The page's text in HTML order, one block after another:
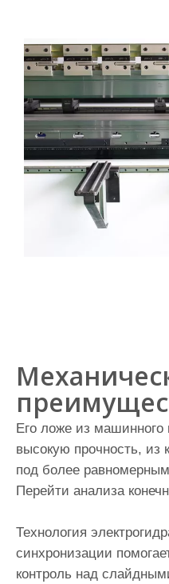
Его ложе из машинного
высокую прочность, из
под более
Перейти анализа
Технология
синхронизации
контроль над